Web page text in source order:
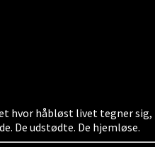
hvor håbløst livet tegner
De udstødte. De hjemløse.